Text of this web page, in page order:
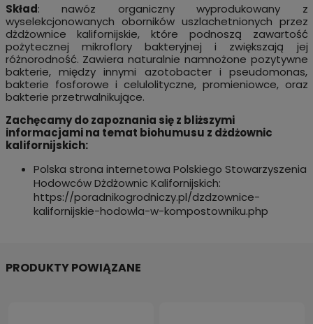
Skład: nawóz organiczny wyprodukowany z
wyselekcjonowanych oborników uszlachetnionych przez
dżdżownice kalifornijskie, które podnoszą zawartość
pożytecznej mikroflory bakteryjnej i zwiększają jej
różnorodność. Zawiera naturalnie namnożone pozytywne
bakterie, między innymi azotobacter i pseudomonas,
bakterie fosforowe i celulolityczne, promieniowce, oraz
bakterie przetrwalnikujące.
Zachęcamy do zapoznania się z bliższymi
informacjami na temat biohumusu z dżdżownic
kalifornijskich:
Polska strona internetowa Polskiego Stowarzyszenia
Hodowców Dżdżownic Kalifornijskich:
https://poradnikogrodniczy.pl/dzdzownice-
kalifornijskie-hodowla-w-kompostowniku.php
PRODUKTY POWIĄZANE